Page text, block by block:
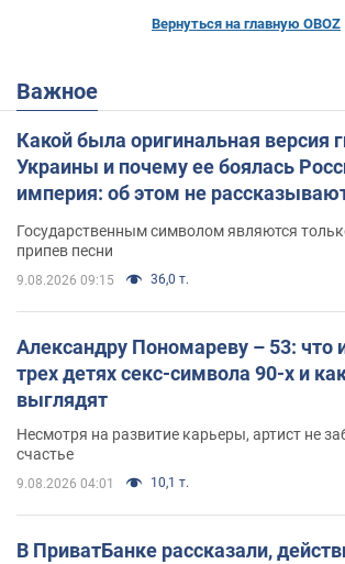
Вернуться на главную OBOZ
Важное
Какой была оригинальная версия
Украины и почему ее боялась
империя: об этом не
Государственным символом являются
припев песни
9.08.2026 09:15 36,0 т.
Александру Пономареву – 53: что
трех детях секс-символа 90-х и
выглядят
Несмотря на развитие карьеры, артист не
счастье
9.08.2026 04:01 10,1 т.
В ПриватБанке рассказали,